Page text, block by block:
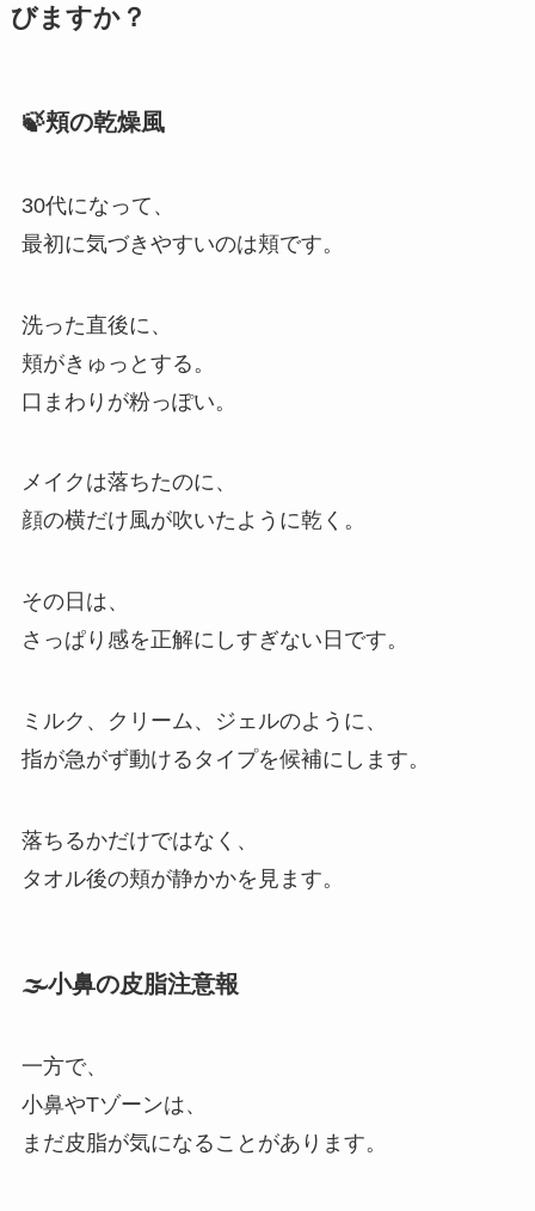
びますか？
🍃頬の乾燥風
30代になって、
最初に気づきやすいのは頬です。
洗った直後に、
頬がきゅっとする。
口まわりが粉っぽい。
メイクは落ちたのに、
顔の横だけ風が吹いたように乾く。
その日は、
さっぱり感を正解にしすぎない日です。
ミルク、クリーム、ジェルのように、
指が急がず動けるタイプを候補にします。
落ちるかだけではなく、
タオル後の頬が静かかを見ます。
🌫️小鼻の皮脂注意報
一方で、
小鼻やTゾーンは、
まだ皮脂が気になることがあります。